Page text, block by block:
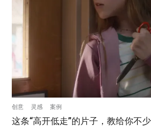
创意 灵感 案例
这条“高开低走”的片子，教给你不